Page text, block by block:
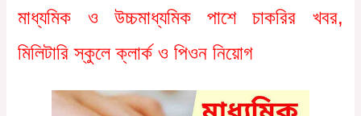
মাধ্যমিক ও উচ্চমাধ্যমিক পাশে চাকরির খবর,
মিলিটারি স্কুলে ক্লার্ক ও পিওন নিয়োগ